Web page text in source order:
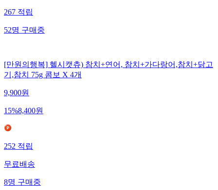
267 적립
52명 구매중
[만원의행복] 헬시캣츄) 참치+연어, 참치+가다랑어,참치+닭고
기,참치 75g 콤보 X 4개
9,900원
15%8,400원
252적립
무료배송
8명구매중